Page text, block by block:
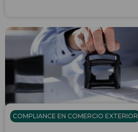
COMPLIANCE EN COMERCIO EXTERIOR